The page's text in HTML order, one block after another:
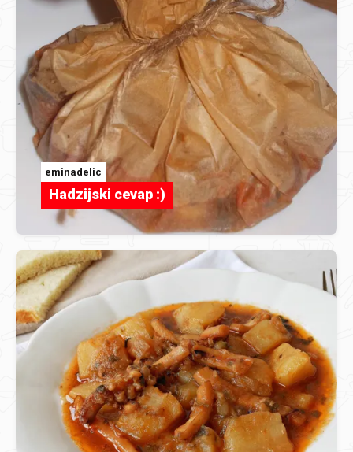
eminadelic
Hadzijski cevap :)